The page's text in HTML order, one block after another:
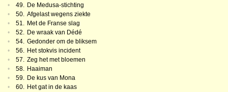
•
49. De Medusa-stichting
•
50. Afgelast wegens ziekte
•
51. Met de Franse slag
•
52. De wraak van Dédé
•
54. Gedonder om de bliksem
•
56. Het stokvis incident
•
57. Zeg het met bloemen
•
58. Haaiman
•
59. De kus van Mona
•
60. Het gat in de kaas